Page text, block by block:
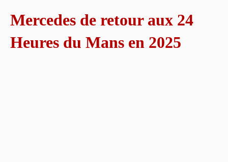
Mercedes de retour aux 24
Heures du Mans en 2025